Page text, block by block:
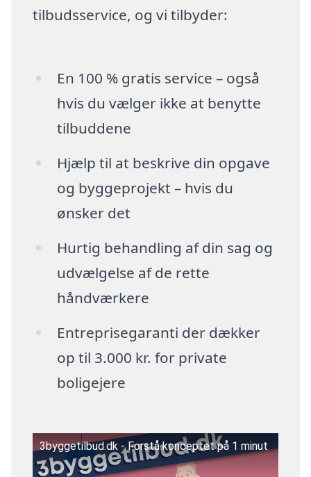
tilbudsservice, og vi tilbyder:
En 100 % gratis service – også
hvis du vælger ikke at benytte
tilbuddene
Hjælp til at beskrive din opgave
og byggeprojekt – hvis du
ønsker det
Hurtig behandling af din sag og
udvælgelse af de rette
håndværkere
Entreprisegaranti der dækker
op til 3.000 kr. for private
boligejere
3byggetilbud.dk - Forstå konceptet på 1 minut